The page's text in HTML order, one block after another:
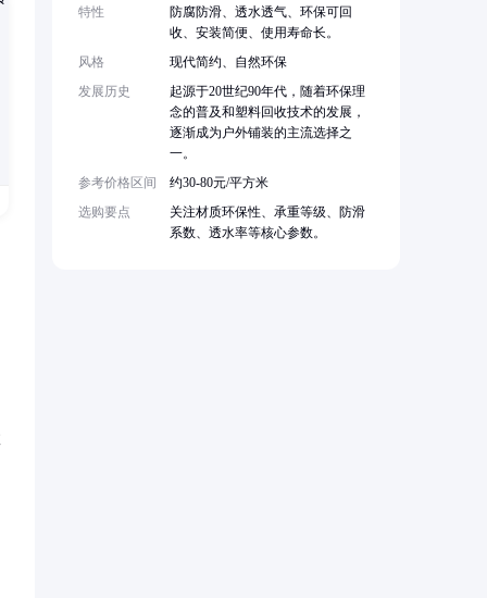
特性
防腐防滑、透水透气、环保可回
收、安装简便、使用寿命长。
风格
现代简约、自然环保
发展历史
起源于20世纪90年代，随着环保理
念的普及和塑料回收技术的发展，
逐渐成为户外铺装的主流选择之
一。
参考价格区间
约30-80元/平方米
选购要点
关注材质环保性、承重等级、防滑
系数、透水率等核心参数。